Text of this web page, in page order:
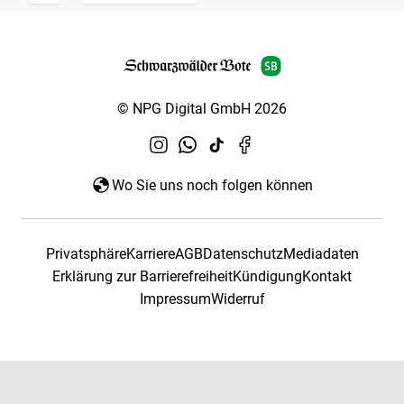
© NPG Digital GmbH 2026
Wo Sie uns noch folgen können
PrivatsphäreKarriereAGBDatenschutzMediadaten
Erklärung zur BarrierefreiheitKündigungKontakt
ImpressumWiderruf